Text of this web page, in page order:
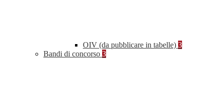
OIV (da pubblicare in tabelle) 3
Bandi di concorso 3